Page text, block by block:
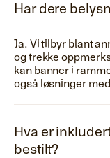
Har dere
Ja. Vi tilbyr blant
og trekke
kan banner i
også løsninger
Hva er
bestilt?